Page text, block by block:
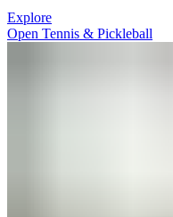
Explore​​​​‌ ‍ ​‍​‍‌‍ ‌ ​‍‌‍‍‌‌‍‌ ‌‍‍‌‌‍ ‍​‍​‍​ ‍‍​‍​‍‌ ​ ‌‍​‌‌‍ ‍‌‍‍‌‌ ‌​‌ ‍‌​‍ ‍‌‍‍‌‌‍ ​‍​‍​‍ ​​‍​‍‌‍‍​‌ ​‍‌‍‌‌‌‍‌‍​‍​‍​ ‍‍​‍​‍‌‍‍​‌ ‌​‌ ‌​‌ ​​‌ ​ ​ ‍‍​‍ ​‍ ‌‍ ​​‍ ‌‌‍​‌‌‍ ‍‌‍‌​​‍ ‌‌ ​‍​‍ ‌‌‍‍​‌‍ ‌ ‌​‌‍‌‌‌‍ ​‌ ​ ​‍ ‌‌ ​ ‌ ‌​‌ ‌‌‌‍‌​‌‍‍‌‌‍ ​‍ ‍‌ ‌‍‌‍‌‌‌ ​‍‌‍​ ‌‍‌‌‌‍ ​​‍ ‍‌‍​‌‌ ​​‌ ​​​‍ ‌‍‍‌‌‍ ‍‌ ‌​‌‍‌‌‌‍ ‍‌ ‌​​‍ ‌‍‌‌‌‍‌​‌‍‍‌‌ ‌​​‍ ‌‍ ‌‌‍ ‌‍‌​‌‍‌‌​ ‌‌ ​​‌ ​‍‌‍‌‌‌ ​ ‌‍‌‌‌‍ ‍‌ ‌​‌‍​‌‌ ‌​‌‍‍‌‌‍ ‌‍ ‍​ ‍ ‌‍‍‌‌‍‌​​ ‌​ ​‌‌‍‌‍​ ‌‌‌‍​ ​ ​ ​ ‍​‌‍​‌‌‍​‌​‍ ‌​ ‍​​ ‍​​ ‌​​ ‍​​‍ ‌​ ‌​​ ​‍‌‍‌‌‌‍‌‍​‍ ‌​ ‍‌​ ‍​​ ​​‌‍‌‌​‍ ‌​ ‌ ‌‍‌​​ ‌​‌‍‌‌‌‍​ ‌‍‌​​ ‍‌​ ‍​​ ​ ‌‍​ ‌‍​‌‌‍‌‌​ ‍ ‌ ‌​‌ ‍‌‌ ​​‌‍‌‌​ ‌‌‍‍​‌‍ ‌ ‌​‌‍‌‌‌‍ ​‌‌​ ‌‍‍‌‌ ‌​‌‍‌‌‌‌​​‌‍​‌‌‍‌ ‌‍‌‌​ ‍ ‌ ​​‌‍​‌‌ ‌​‌‍‍​​ ‌‌ ​​‌‍​‌‌‍‌ ‌‍‌‌‌​​‍‌ ‌‌‌‍‍‌‌‍ ​‌‍‌​‌‍‌‌‌ ​‍​‍‌‌​ ‌‌‌​​‍‌‌ ‌‍‍ ‌‍‌‌‌ ‍‌​‍‌‌​ ​ ‌​‌​​‍‌‌​ ​ ‌​‌​​‍‌‌​ ​‍​ ​‍​ ‌ ​ ‌‌​ ‍​​ ‌ ​ ‍‌‌‍‌​‌‍​‍‌‍​ ‌‍‌‌‌‍​‍‌‍​ ‌‍‌‍​‍‌‌​ ​‍​ ​‍​‍‌‌​ ‌‌‌​‌​​‍ ‍‌‍​ ‌‍ ‌‍ ‍‌ ‌​‌‍‌‌‌‍ ‍‌ ‌​​‍‌‌​ ‌‌‌​​‍‌‌ ‌‍‍ ‌‍‌‌‌ ‍‌​‍‌‌​ ​ ‌​‌​​‍‌‌​ ​ ‌​‌​​‍‌‌​ ​‍​ ​‍‌‍‌​‌‍‌‌​ ‌‌​ ​​​ ‌ ‌‍‌‌‌‍​‌‌‍​‍​ ‍​​ ‌​‌‍​‌​ ​​​‍‌‌​ ​‍​ ​‍​‍‌‌​ ‌‌‌​‌​​‍ ‍‌ ​ ‌‍‌‌‌‍​ ‌‍ ‌‍ ‍‌‍‌​‌‍​‌‌ ​‍‌ ‍‌‌​​ ‌ ‌​‌‍​‌​‍ ‍‌‍ ​‌‍​‌‌‍​‍‌‍‌‌‌‍ ​​ ‌‍​‍‌‍​‌‌ ​ ‌‍‌‌‌‌‌‌‌ ​‍‌‍ ​​ ‌‌‍‍​‌ ‌​‌ ‌​‌ ​​‌ ​ ​‍‌‌​ ​ ‌​​‌​‍‌‌​ ​‍‌​‌‍​‍‌‌​ ​‍‌​‌‍‌‍ ​​‍ ‌‌‍​‌‌‍ ‍‌‍‌​​‍ ‌‌ ​‍​‍ ‌‌‍‍​‌‍ ‌ ‌​‌‍‌‌‌‍ ​‌ ​ ​‍ ‌‌ ​ ‌ ‌​‌ ‌‌‌‍‌​‌‍‍‌‌‍ ​‍ ‍‌ ‌‍‌‍‌‌‌ ​‍‌‍​ ‌‍‌‌‌‍ ​​‍ ‍‌‍​‌‌ ​​‌ ​​​‍‌‍‌‍‍‌‌‍‌​​ ‌​ ​‌‌‍‌‍​ ‌‌‌‍​ ​ ​ ​ ‍​‌‍​‌‌‍​‌​‍ ‌​ ‍​​ ‍​​ ‌​​ ‍​​‍ ‌​ ‌​​ ​‍‌‍‌‌‌‍‌‍​‍ ‌​ ‍‌​ ‍​​ ​​‌‍‌‌​‍ ‌​ ‌ ‌‍‌​​ ‌​‌‍‌‌‌‍​ ‌‍‌​​ ‍‌​ ‍​​ ​ ‌‍​ ‌‍​‌‌‍‌‌​‍‌‍‌ ‌​‌ ‍‌‌ ​​‌‍‌‌​ ‌‌‍‍​‌‍ ‌ ‌​‌‍‌‌‌‍ ​‌‌​ ‌‍‍‌‌ ‌​‌‍‌‌‌‌​​‌‍​‌‌‍‌ ‌‍‌‌​‍‌‍‌ ​​‌‍​‌‌ ‌​‌‍‍​​ ‌‌ ​​‌‍​‌‌‍‌ ‌‍‌‌‌​​‍‌ ‌‌‌‍‍‌‌‍ ​‌‍‌​‌‍‌‌‌ ​‍​‍‌‌​ ‌‌‌​​‍‌‌ ‌‍‍ ‌‍‌‌‌ ‍‌​‍‌‌​ ​ ‌​‌​​‍‌‌​ ​ ‌​‌​​‍‌‌​ ​‍​ ​‍​ ‌ ​ ‌‌​ ‍​​ ‌ ​ ‍‌‌‍‌​‌‍​‍‌‍​ ‌‍‌‌‌‍​‍‌‍​ ‌‍‌‍​‍‌‌​ ​‍​ ​‍​‍‌‌​ ‌‌‌​‌​​‍ ‍‌‍​ ‌‍ ‌‍ ‍‌ ‌​‌‍‌‌‌‍ ‍‌ ‌​​‍‌‌​ ‌‌‌​​‍‌‌ ‌‍‍ ‌‍‌‌‌ ‍‌​‍‌‌​ ​ ‌​‌​​‍‌‌​ ​ ‌​‌​​‍‌‌​ ​‍​ ​‍‌‍‌​‌‍‌‌​ ‌‌​ ​​​ ‌ ‌‍‌‌‌‍​‌‌‍​‍​ ‍​​ ‌​‌‍​‌​ ​​​‍‌‌​ ​‍​ ​‍​‍‌‌​ ‌‌‌​‌​​‍ ‍‌ ​ ‌‍‌‌‌‍​ ‌‍ ‌‍ ‍‌‍‌​‌‍​‌‌ ​‍‌ ‍‌‌​​ ‌ ‌​‌‍​‌​‍ ‍‌‍ ​‌‍​‌‌‍​‍‌‍‌‌‌‍ ​​‍‌‍‌ ​​‌‍‌‌‌ ​‍‌ ​ ‌ ​​‌‍‌‌‌‍​ ‌ ‌​‌‍‍‌‌ ‌‍‌‍‌‌​ ‌‌ ​​‌ ‌‌‌‍​‍‌‍ ​‌‍‍‌‌ ​ ‌‍‍​‌‍‌‌‌‍‌​​‍​‍‌ ‌
Open Tennis & Pickleball​​​​‌ ‍ ​‍​‍‌‍ ‌ ​‍‌‍‍‌‌‍‌ ‌‍‍‌‌‍ ‍​‍​‍​ ‍‍​‍​‍‌ ​ ‌‍​‌‌‍ ‍‌‍‍‌‌ ‌​‌ ‍‌​‍ ‍‌‍‍‌‌‍ ​‍​‍​‍ ​​‍​‍‌‍‍​‌ ​‍‌‍‌‌‌‍‌‍​‍​‍​ ‍‍​‍​‍‌‍‍​‌ ‌​‌ ‌​‌ ​​‌ ​ ​ ‍‍​‍ ​‍ ‌‍ ​​‍ ‌‌‍​‌‌‍ ‍‌‍‌​​‍ ‌‌ ​‍​‍ ‌‌‍‍​‌‍ ‌ ‌​‌‍‌‌‌‍ ​‌ ​ ​‍ ‌‌ ​ ‌ ‌​‌ ‌‌‌‍‌​‌‍‍‌‌‍ ​‍ ‍‌ ‌‍‌‍‌‌‌ ​‍‌‍​ ‌‍‌‌‌‍ ​​‍ ‍‌‍​‌‌ ​​‌ ​​​‍ ‌‍‍‌‌‍ ‍‌ ‌​‌‍‌‌‌‍ ‍‌ ‌​​‍ ‌‍‌‌‌‍‌​‌‍‍‌‌ ‌​​‍ ‌‍ ‌‌‍ ‌‍‌​‌‍‌‌​ ‌‌ ​​‌ ​‍‌‍‌‌‌ ​ ‌‍‌‌‌‍ ‍‌ ‌​‌‍​‌‌ ‌​‌‍‍‌‌‍ ‌‍ ‍​ ‍ ‌‍‍‌‌‍‌​​ ‌​ ​‌‌‍‌‍​ ‌‌‌‍​ ​ ​ ​ ‍​‌‍​‌‌‍​‌​‍ ‌​ ‍​​ ‍​​ ‌​​ ‍​​‍ ‌​ ‌​​ ​‍‌‍‌‌‌‍‌‍​‍ ‌​ ‍‌​ ‍​​ ​​‌‍‌‌​‍ ‌​ ‌ ‌‍‌​​ ‌​‌‍‌‌‌‍​ ‌‍‌​​ ‍‌​ ‍​​ ​ ‌‍​ ‌‍​‌‌‍‌‌​ ‍ ‌ ‌​‌ ‍‌‌ ​​‌‍‌‌​ ‌‌‍‍​‌‍ ‌ ‌​‌‍‌‌‌‍ ​‌‌​ ‌‍‍‌‌ ‌​‌‍‌‌‌‌​​‌‍​‌‌‍‌ ‌‍‌‌​ ‍ ‌ ​​‌‍​‌‌ ‌​‌‍‍​​ ‌‌ ​​‌‍​‌‌‍‌ ‌‍‌‌‌​​‍‌ ‌‌‌‍‍‌‌‍ ​‌‍‌​‌‍‌‌‌ ​‍​‍‌‌​ ‌‌‌​​‍‌‌ ‌‍‍ ‌‍‌‌‌ ‍‌​‍‌‌​ ​ ‌​‌​​‍‌‌​ ​ ‌​‌​​‍‌‌​ ​‍​ ​‍​ ‌ ​ ‌‌​ ‍​​ ‌ ​ ‍‌‌‍‌​‌‍​‍‌‍​ ‌‍‌‌‌‍​‍‌‍​ ‌‍‌‍​‍‌‌​ ​‍​ ​‍​‍‌‌​ ‌‌‌​‌​​‍ ‍‌‍​ ‌‍ ‌‍ ‍‌ ‌​‌‍‌‌‌‍ ‍‌ ‌​​‍‌‌​ ‌‌‌​​‍‌‌ ‌‍‍ ‌‍‌‌‌ ‍‌​‍‌‌​ ​ ‌​‌​​‍‌‌​ ​ ‌​‌​​‍‌‌​ ​‍​ ​‍‌‍‌‍​ ​‌‌‍‌‍​ ‌‌‌‍​‍​ ​​​ ​‍​ ‌ ​ ‍​​ ‌ ​ ​‍​ ‌​​‍‌‌​ ​‍​ ​‍​‍‌‌​ ‌‌‌​‌​​‍ ‍‌ ‌​‌‍‍‌‌ ‌​‌‍ ​‌‍‌‌​ ‌‍​‍‌‍​‌‌ ​ ‌‍‌‌‌‌‌‌‌ ​‍‌‍ ​​ ‌‌‍‍​‌ ‌​‌ ‌​‌ ​​‌ ​ ​‍‌‌​ ​ ‌​​‌​‍‌‌​ ​‍‌​‌‍​‍‌‌​ ​‍‌​‌‍‌‍ ​​‍ ‌‌‍​‌‌‍ ‍‌‍‌​​‍ ‌‌ ​‍​‍ ‌‌‍‍​‌‍ ‌ ‌​‌‍‌‌‌‍ ​‌ ​ ​‍ ‌‌ ​ ‌ ‌​‌ ‌‌‌‍‌​‌‍‍‌‌‍ ​‍ ‍‌ ‌‍‌‍‌‌‌ ​‍‌‍​ ‌‍‌‌‌‍ ​​‍ ‍‌‍​‌‌ ​​‌ ​​​‍‌‍‌‍‍‌‌‍‌​​ ‌​ ​‌‌‍‌‍​ ‌‌‌‍​ ​ ​ ​ ‍​‌‍​‌‌‍​‌​‍ ‌​ ‍​​ ‍​​ ‌​​ ‍​​‍ ‌​ ‌​​ ​‍‌‍‌‌‌‍‌‍​‍ ‌​ ‍‌​ ‍​​ ​​‌‍‌‌​‍ ‌​ ‌ ‌‍‌​​ ‌​‌‍‌‌‌‍​ ‌‍‌​​ ‍‌​ ‍​​ ​ ‌‍​ ‌‍​‌‌‍‌‌​‍‌‍‌ ‌​‌ ‍‌‌ ​​‌‍‌‌​ ‌‌‍‍​‌‍ ‌ ‌​‌‍‌‌‌‍ ​‌‌​ ‌‍‍‌‌ ‌​‌‍‌‌‌‌​​‌‍​‌‌‍‌ ‌‍‌‌​‍‌‍‌ ​​‌‍​‌‌ ‌​‌‍‍​​ ‌‌ ​​‌‍​‌‌‍‌ ‌‍‌‌‌​​‍‌ ‌‌‌‍‍‌‌‍ ​‌‍‌​‌‍‌‌‌ ​‍​‍‌‌​ ‌‌‌​​‍‌‌ ‌‍‍ ‌‍‌‌‌ ‍‌​‍‌‌​ ​ ‌​‌​​‍‌‌​ ​ ‌​‌​​‍‌‌​ ​‍​ ​‍​ ‌ ​ ‌‌​ ‍​​ ‌ ​ ‍‌‌‍‌​‌‍​‍‌‍​ ‌‍‌‌‌‍​‍‌‍​ ‌‍‌‍​‍‌‌​ ​‍​ ​‍​‍‌‌​ ‌‌‌​‌​​‍ ‍‌‍​ ‌‍ ‌‍ ‍‌ ‌​‌‍‌‌‌‍ ‍‌ ‌​​‍‌‌​ ‌‌‌​​‍‌‌ ‌‍‍ ‌‍‌‌‌ ‍‌​‍‌‌​ ​ ‌​‌​​‍‌‌​ ​ ‌​‌​​‍‌‌​ ​‍​ ​‍‌‍‌‍​ ​‌‌‍‌‍​ ‌‌‌‍​‍​ ​​​ ​‍​ ‌ ​ ‍​​ ‌ ​ ​‍​ ‌​​‍‌‌​ ​‍​ ​‍​‍‌‌​ ‌‌‌​‌​​‍ ‍‌ ‌​‌‍‍‌‌ ‌​‌‍ ​‌‍‌‌​‍‌‍‌ ​​‌‍‌‌‌ ​‍‌ ​ ‌ ​​‌‍‌‌‌‍​ ‌ ‌​‌‍‍‌‌ ‌‍‌‍‌‌​ ‌‌ ​​‌ ‌‌‌‍​‍‌‍ ​‌‍‍‌‌ ​ ‌‍‍​‌‍‌‌‌‍‌​​‍​‍‌ ‌